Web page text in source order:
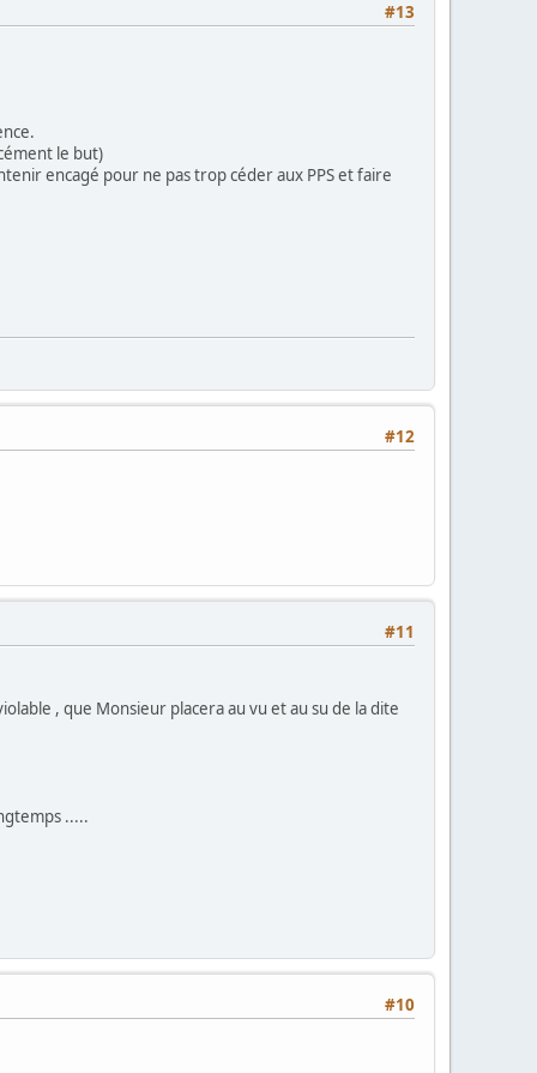
#13
le but)
encagé pour ne pas trop céder aux PPS et faire
#12
#11
, que Monsieur placera au vu et au su de la dite
.....
#10